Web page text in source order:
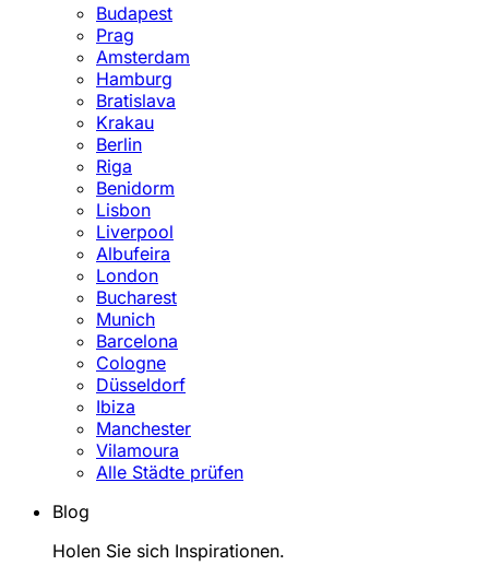
Budapest
Prag
Amsterdam
Hamburg
Bratislava
Krakau
Berlin
Riga
Benidorm
Lisbon
Liverpool
Albufeira
London
Bucharest
Munich
Barcelona
Cologne
Düsseldorf
Ibiza
Manchester
Vilamoura
Alle Städte prüfen
Blog
Holen Sie sich Inspirationen.